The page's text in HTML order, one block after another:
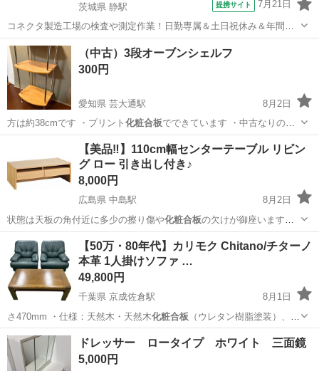
茨城県 静駅
提携サイト 7月21日
コネクタ製造工場の検査や測定作業！日勤専属＆土日祝休み＆年間休
日128日★クリーンルーム内作業★マイカー通勤OK＆無料駐車場あり
★就業先食堂利用可！日払い制度あり！《茨城県常陸大宮市》 人気の
工場のお仕事 ◇コネクタ製造工...
茨城 常陸大宮市 静駅 その他
（中古）3段オーブンシェルフ
300円
愛知県 芸大通駅
8月2日
方は約38cmです ・プリント 化粧合板でできています ・中古なりの
傷…
芸大通駅 収納家具
【美品‼️】110cm幅センターテーブル リビン
グ ロー 引き出し付き♪
8,000円
広島県 中島駅
8月2日
状態は天板の角付近に多少の擦り傷や化粧合板の欠けが御座います
が、全体的には比較…
広島 広島市 中島駅 テーブル センター
【50万・80年代】カリモク Chitano/チターノ
本革 1人掛けソファ …
49,800円
千葉県 京成佐倉駅
8月1日
さ470mm ・仕様：天然木・天然木化粧合板 （ウレタン樹脂塗装）、引
き出し2杯、…
千葉 佐倉市 京成佐倉駅 椅子
ドレッサー ロータイプ ホワイト 三面鏡
5,000円